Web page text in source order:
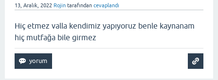
13, Aralık, 2022 Rojin tarafından cevaplandı
Hiç etmez valla kendimiz yapıyoruz benle kaynanam
hiç mutfağa bile girmez